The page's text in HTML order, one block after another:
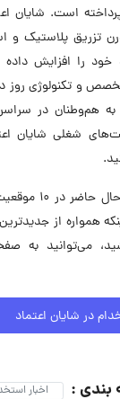
است. شایان
تزریق پلاستیک و
خود را افزایش
و تکنولوژی روز
هم‌وطنان در
شغلی شایان
شایان
همواره از
می‌توانید به
در شایان اعتماد
بندی : اخبار